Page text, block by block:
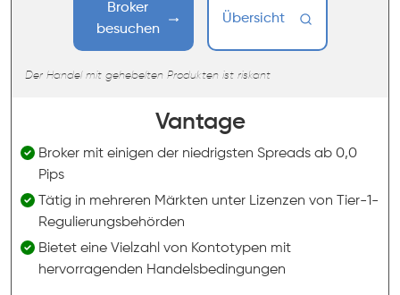
Broker
besuchen
Übersicht
Der Handel mit gehebelten Produkten ist riskant
Vantage
Broker mit einigen der niedrigsten Spreads ab 0,0
Pips
Tätig in mehreren Märkten unter Lizenzen von Tier-1-
Regulierungsbehörden
Bietet eine Vielzahl von Kontotypen mit
hervorragenden Handelsbedingungen